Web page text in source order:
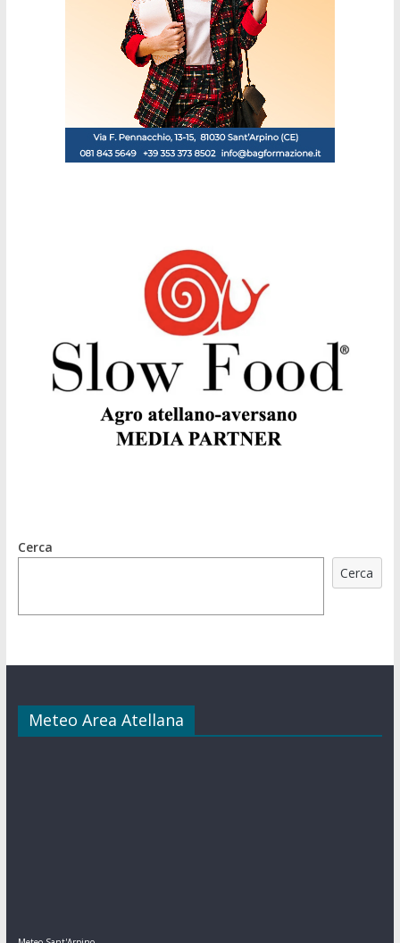
Cerca
Cerca
Meteo Area Atellana